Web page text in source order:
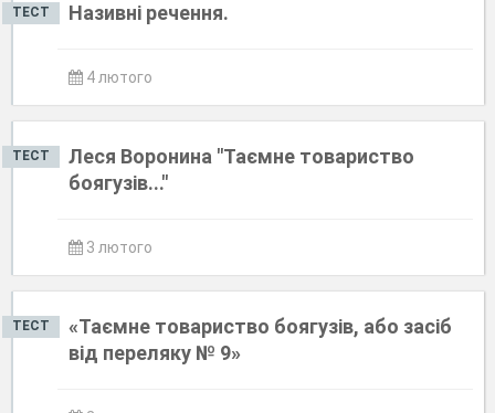
ТЕСТ Називні речення.
4 лютого
ТЕСТ
Леся Воронина "Таємне товариство
боягузів..."
3 лютого
ТЕСТ
«Таємне товариство боягузів, або засіб
від переляку № 9»